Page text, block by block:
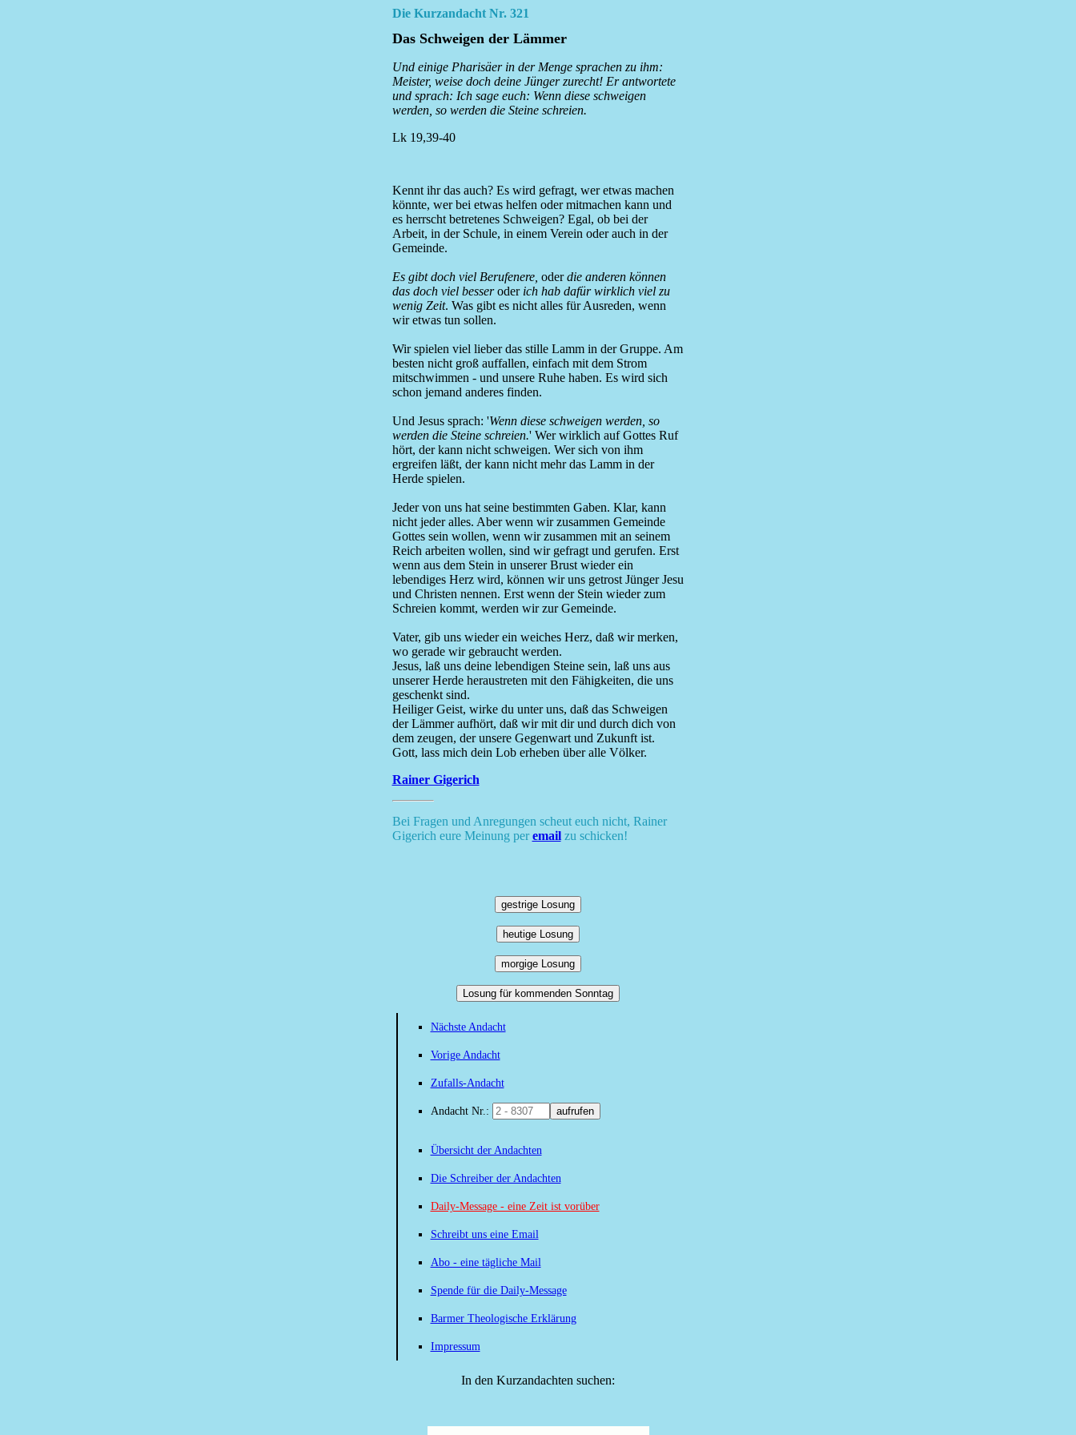
Die Kurzandacht Nr. 321
Das Schweigen der Lämmer
Und einige Pharisäer in der Menge sprachen zu ihm:
Meister, weise doch deine Jünger zurecht! Er antwortete
und sprach: Ich sage euch: Wenn diese schweigen
werden, so werden die Steine schreien.
Lk 19,39-40
Kennt ihr das auch? Es wird gefragt, wer etwas machen
könnte, wer bei etwas helfen oder mitmachen kann und
es herrscht betretenes Schweigen? Egal, ob bei der
Arbeit, in der Schule, in einem Verein oder auch in der
Gemeinde.
Es gibt doch viel Berufenere, oderdie anderen können
das doch viel besseroder ich hab dafür wirklich viel zu
wenig Zeit. Was gibt es nicht alles für Ausreden, wenn
wir etwas tun sollen.
Wir spielen viel lieber das stille Lamm in der Gruppe. Am
besten nicht groß auffallen, einfach mit dem Strom
mitschwimmen - und unsere Ruhe haben. Es wird sich
schon jemand anderes finden.
Und Jesus sprach: 'Wenn diese schweigen werden, so
werden die Steine schreien.' Wer wirklich auf Gottes Ruf
hört, der kann nicht schweigen. Wer sich von ihm
ergreifen läßt, der kann nicht mehr das Lamm in der
Herde spielen.
Jeder von uns hat seine bestimmten Gaben. Klar, kann
nicht jeder alles. Aber wenn wir zusammen Gemeinde
Gottes sein wollen, wenn wir zusammen mit an seinem
Reich arbeiten wollen, sind wir gefragt und gerufen. Erst
wenn aus dem Stein in unserer Brust wieder ein
lebendiges Herz wird, können wir uns getrost Jünger Jesu
und Christen nennen. Erst wenn der Stein wieder zum
Schreien kommt, werden wir zur Gemeinde.
Vater, gib uns wieder ein weiches Herz, daß wir merken,
wo gerade wir gebraucht werden.
Jesus, laß uns deine lebendigen Steine sein, laß uns aus
unserer Herde heraustreten mit den Fähigkeiten, die uns
geschenkt sind.
Heiliger Geist, wirke du unter uns, daß das Schweigen
der Lämmer aufhört, daß wir mit dir und durch dich von
dem zeugen, der unsere Gegenwart und Zukunft ist.
Gott, lass mich dein Lob erheben über alle Völker.
Rainer Gigerich
Bei Fragen und Anregungen scheut euch nicht, Rainer
Gigerich eure Meinung peremailzu schicken!
gestrige Losung
heutige Losung
morgige Losung
Losung für kommenden Sonntag
Nächste Andacht
Vorige Andacht
Zufalls-Andacht
Andacht Nr.: aufrufen
Übersicht der Andachten
Die Schreiber der Andachten
Daily-Message - eine Zeit ist vorüber
Schreibt uns eine Email
Abo - eine tägliche Mail
Spende für die Daily-Message
Barmer Theologische Erklärung
Impressum
In den Kurzandachten suchen: